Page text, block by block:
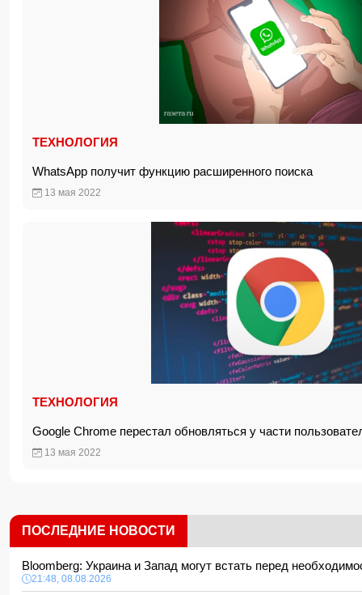
ТЕХНОЛОГИЯ
WhatsApp получит функцию расширенного поиска
13 мая 2022
ТЕХНОЛОГИЯ
Google Chrome перестал обновляться у части
13 мая 2022
ПОСЛЕДНИЕ НОВОСТИ
Bloomberg: Украина и Запад могут встать перед
21:48, 08.08.2026